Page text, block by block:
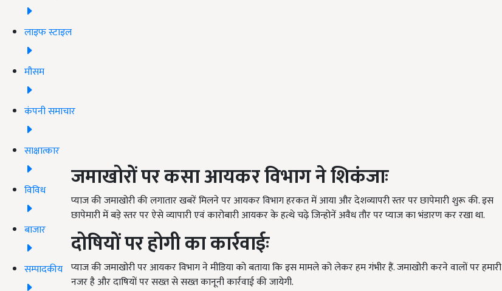
लाइफ स्टाइल
मौसम
कंपनी समाचार
साक्षात्कार
विविध
बाजार
सम्पादकीय
जमाखोरों पर कसा आयकर विभाग ने शिकंजाः
प्याज की जमाखोरी की लगातार खबरें मिलने पर आयकर विभाग हरकत में आया और देशव्यापरी स्तर पर छापेमारी शुरू की. इस
छापेमारी में बड़े स्तर पर ऐसे व्यापारी एवं कारोबारी आयकर के हत्थे चढ़े जिन्होनें अवैध तौर पर प्याज का भंडारण कर रखा था.
दोषियों पर होगी काकार्रवाईः
प्याज की जमाखोरी पर आयकर विभाग ने मीडिया को बताया कि इस मामले को लेकर हम गंभीर हैं. जमाखोरी करने वालों पर हमारी
नजर है और दाषियों पर सख्त से सख्त कानूनी कार्रवाई की जायेगी.